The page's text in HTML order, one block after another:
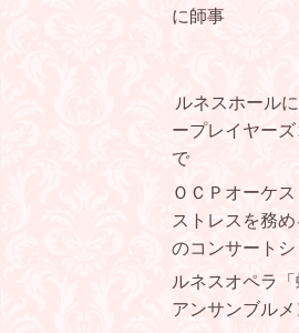
に師事
ルネスホール
ープレイヤー
で
ＯＣＰオーケ
ストレスを務め
のコンサート
ルネスオペラ
アンサンブル